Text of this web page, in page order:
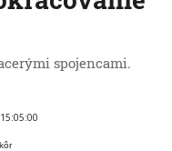
spojencami.